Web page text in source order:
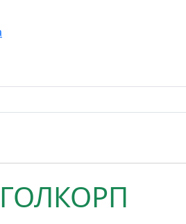
ГОЛКОРП